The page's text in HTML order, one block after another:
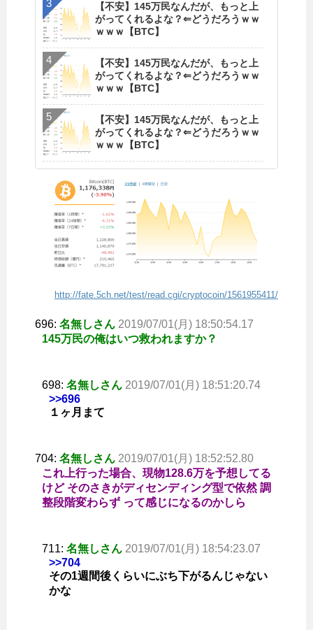
【不安】145万民なんだが、もっと上
がってくれるよな？⇐どうだろうｗｗ
ｗｗｗ【BTC】
【不安】145万民なんだが、もっと上
がってくれるよな？⇐どうだろうｗｗ
ｗｗｗ【BTC】
【不安】145万民なんだが、もっと上
がってくれるよな？⇐どうだろうｗｗ
ｗｗｗ【BTC】
http://fate.5ch.net/test/read.cgi/cryptocoin/1561955411/
696: 名無しさん 2019/07/01(月) 18:50:54.17
145万民の俺はいつ救われますか？
698: 名無しさん 2019/07/01(月) 18:51:20.74
>>696
１ヶ月まて
704: 名無しさん 2019/07/01(月) 18:52:52.80
これ上行った場合、現物128.6万を予想してる
けど そのさきがディセンディング型で依然 調
整段階変わらず って感じになるのかしら
711: 名無しさん 2019/07/01(月) 18:54:23.07
>>704
その1週間後くらいにぶち下がるんじゃない
かな